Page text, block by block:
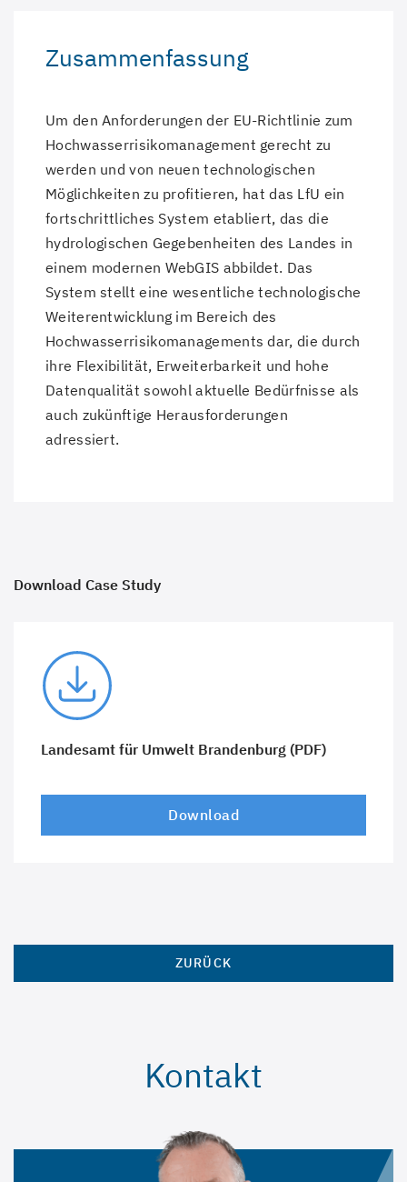
Zusammenfassung
Um den Anforderungen der EU-Richtlinie zum
Hochwasserrisikomanagement gerecht zu
werden und von neuen technologischen
Möglichkeiten zu profitieren, hat das LfU ein
fortschrittliches System etabliert, das die
hydrologischen Gegebenheiten des Landes in
einem modernen WebGIS abbildet. Das
System stellt eine wesentliche technologische
Weiterentwicklung im Bereich des
Hochwasserrisikomanagements dar, die durch
ihre Flexibilität, Erweiterbarkeit und hohe
Datenqualität sowohl aktuelle Bedürfnisse als
auch zukünftige Herausforderungen
adressiert.
Download Case Study
Landesamt für Umwelt Brandenburg (PDF)
Download
ZURÜCK
Kontakt